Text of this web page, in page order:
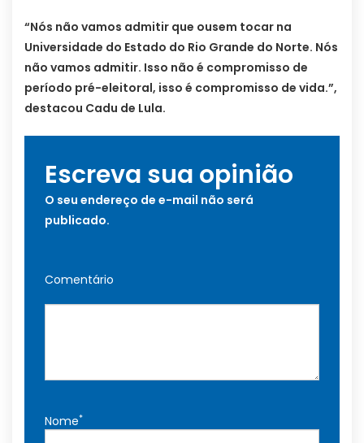
“Nós não vamos admitir que ousem tocar na
Universidade do Estado do Rio Grande do Norte. Nós
não vamos admitir. Isso não é compromisso de
período pré-eleitoral, isso é compromisso de vida.”,
destacou Cadu de Lula.
Escreva sua opinião
O seu endereço de e-mail não será
publicado.
Comentário
Nome*